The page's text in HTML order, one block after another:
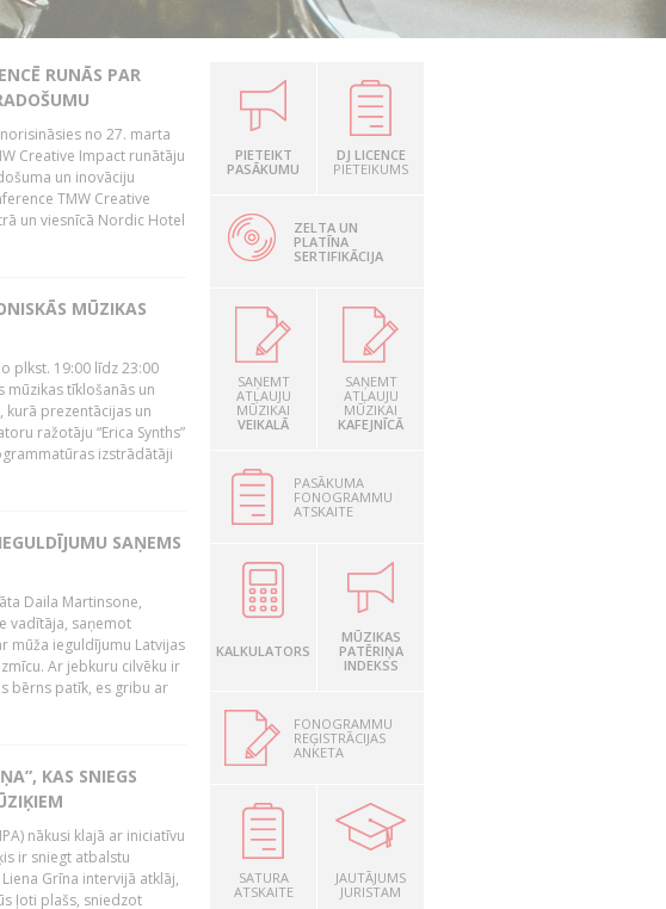
RUNĀS PAR
no 27. marta
Creative Impact runātāju
un inovāciju
TMW Creative
un viesnīcā Nordic Hotel
MŪZIKAS
plkst. 19:00 līdz 23:00
mūzikas tīklošanās un
kurā prezentācijas un
ražotāju “Erica Synths”
izstrādātāji
SAŅEMS
Daila Martinsone,
vadītāja, saņemot
mūža ieguldījumu Latvijas
Ar jebkuru cilvēku ir
bērns patīk, es gribu ar
KAS SNIEGS
nākusi klajā ar iniciatīvu
ir sniegt atbalstu
Grīna intervijā atklāj,
ļoti plašs, sniedzot
PIETEIKT
PASĀKUMU
DJ LICENCE
PIETEIKUMS
ZELTA UN
PLATĪNA
SERTIFIKĀCIJA
SAŅEMT
ATĻAUJU
MŪZIKAI
VEIKALĀ
SAŅEMT
ATĻAUJU
MŪZIKAI
KAFEJNĪCĀ
PASĀKUMA
FONOGRAMMU
ATSKAITE
KALKULATORS
MŪZIKAS
PATĒRIŅA
INDEKSS
FONOGRAMMU
REĢISTRĀCIJAS
ANKETA
SATURA
ATSKAITE
JAUTĀJUMS
JURISTAM